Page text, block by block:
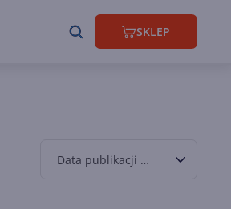
SKLEP
Data publikacji malejąco